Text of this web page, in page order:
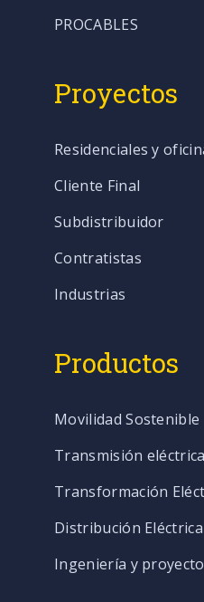
PROCABLES
Proyectos
Residenciales y
Cliente Final
Subdistribuidor
Contratistas
Industrias
Productos
Movilidad Sostenible
Transmisión eléctrica
Transformación
Distribución Eléctrica
Ingeniería y